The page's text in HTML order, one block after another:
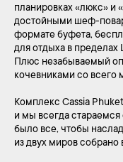
планировках «люкс» и
достойными шеф-
формате буфета,
для отдыха в пределах
Плюс незабываемый
кочевниками со всего
Комплекс Cassia
и мы всегда стараемся
было все, чтобы
из двух миров собрано